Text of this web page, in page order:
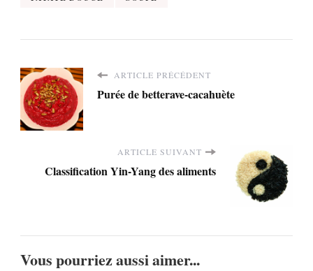
ARTICLE PRÉCÉDENT
Purée de betterave-cacahuète
ARTICLE SUIVANT
Classification Yin-Yang des aliments
Vous pourriez aussi aimer...